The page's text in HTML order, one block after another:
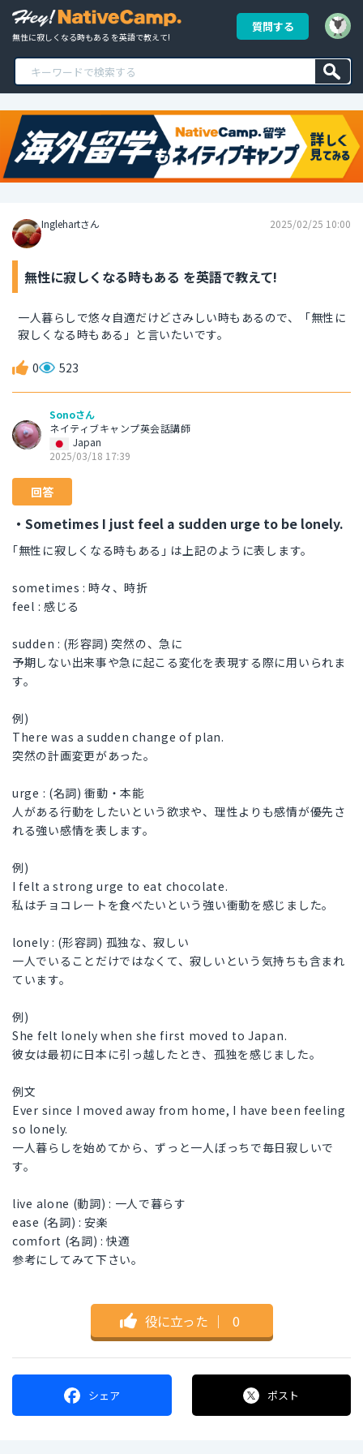
無性に寂しくなる時もある を英語で教えて!
質問する
Inglehartさん 2025/02/25 10:00
無性に寂しくなる時もある を英語で教えて!
一人暮らしで悠々自適だけどさみしい時もあるので、「無性に
寂しくなる時もある」と言いたいです。
0 523
Sonoさん
ネイティブキャンプ英会話講師
Japan
2025/03/18 17:39
回答
・Sometimes I just feel a sudden urge to be lonely.
｢無性に寂しくなる時もある｣ は上記のように表します。
sometimes : 時々、時折
feel : 感じる
sudden : (形容詞) 突然の、急に
予期しない出来事や急に起こる変化を表現する際に用いられま
す。
例)
There was a sudden change of plan.
突然の計画変更があった。
urge : (名詞) 衝動・本能
人がある行動をしたいという欲求や、理性よりも感情が優先さ
れる強い感情を表します。
例)
I felt a strong urge to eat chocolate.
私はチョコレートを食べたいという強い衝動を感じました。
lonely : (形容詞) 孤独な、寂しい
一人でいることだけではなくて、寂しいという気持ちも含まれ
ています。
例)
She felt lonely when she first moved to Japan.
彼女は最初に日本に引っ越したとき、孤独を感じました。
例文
Ever since I moved away from home, I have been feeling
so lonely.
一人暮らしを始めてから、ずっと一人ぼっちで毎日寂しいで
す。
live alone (動詞) : 一人で暮らす
ease (名詞) : 安楽
comfort (名詞) : 快適
参考にしてみて下さい。
役に立った ｜ 0
シェア ポスト